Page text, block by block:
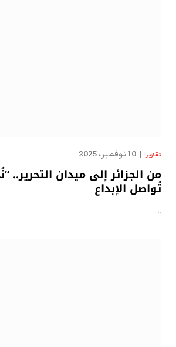
تقارير 10 نوفمبر، 2025
من الجزائر إلى ميدان التحرير..
تُواصل الإبداع
…